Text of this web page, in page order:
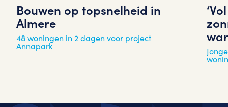
Bouwen op topsnelheid in
Almere
48 woningen in 2 dagen voor project
Annapark